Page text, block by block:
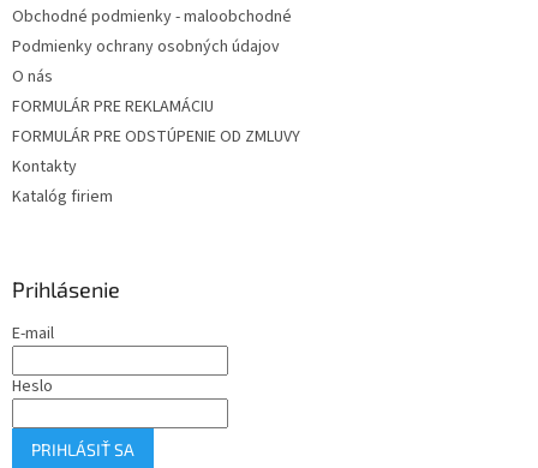
Obchodné podmienky - maloobchodné
Podmienky ochrany osobných údajov
O nás
FORMULÁR PRE REKLAMÁCIU
FORMULÁR PRE ODSTÚPENIE OD ZMLUVY
Kontakty
Katalóg firiem
Prihlásenie
E-mail
Heslo
PRIHLÁSIŤ SA